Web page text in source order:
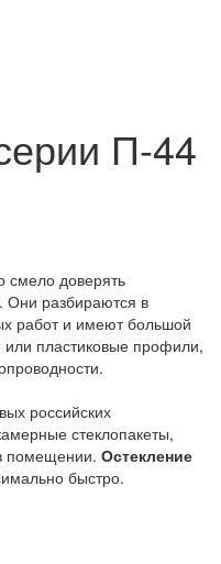
П-44
смело доверять
разбираются в
работ и имеют большой
пластиковые профили,
российских
стеклопакеты,
помещении. Остекление
быстро.